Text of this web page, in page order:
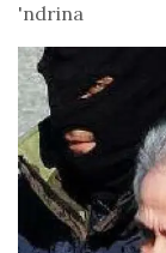
'ndrina